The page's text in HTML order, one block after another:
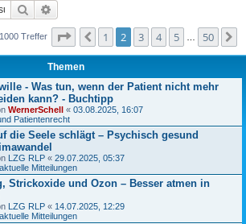
Suche
Treffer Seite von50
Vorherige
1 2 3 4 5 50
Themen
- Was tun, wenn der Patient nicht mehr
kann? - Buchtipp
WernerSchell « 03.08.2025, 16:07
Patientenrecht
die Seele schlägt – Psychisch gesund
LZG RLP « 29.07.2025, 05:37
Mitteilungen
Strickoxide und Ozon – Besser atmen in
LZG RLP « 14.07.2025, 12:29
Mitteilungen